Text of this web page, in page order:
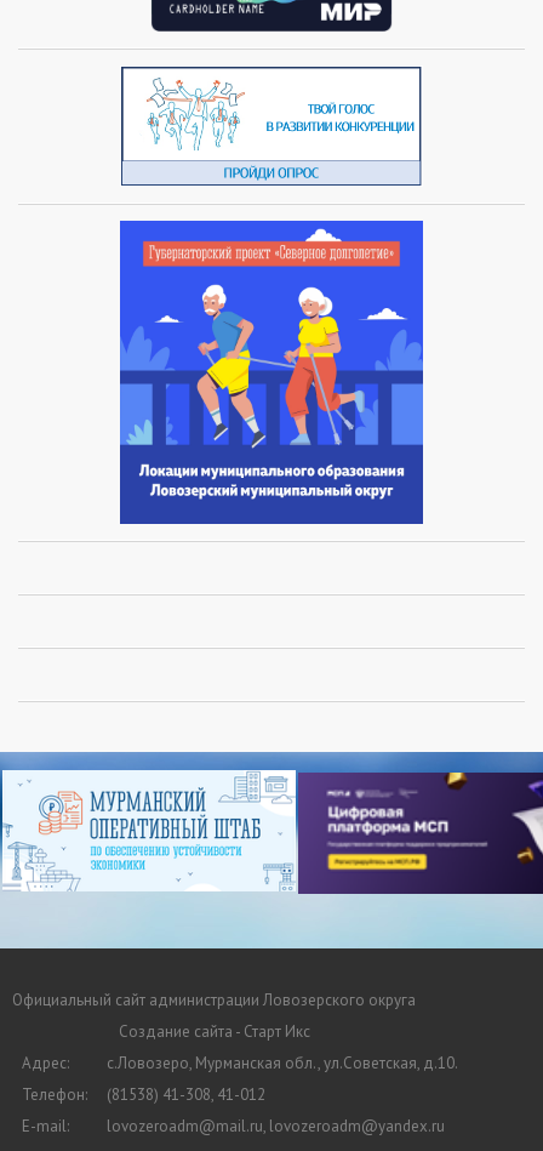
Официальный сайт администрации Ловозерского округа
Создание сайта - Старт Икс
Адрес:
с.Ловозеро, Мурманская обл., ул.Советская, д.10.
Телефон:
(81538) 41-308, 41-012
E-mail:
lovozeroadm@mail.ru, lovozeroadm@yandex.ru